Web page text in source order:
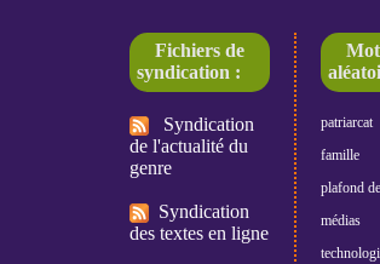
Fichiers de
syndication :
Syndication
de l'actualité du
genre
Syndication
des textes en ligne
patriarcat
famille
plafond
médias